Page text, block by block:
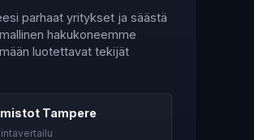
parhaat yritykset ja säästä
hakukoneemme
luotettavat tekijät
Tampere